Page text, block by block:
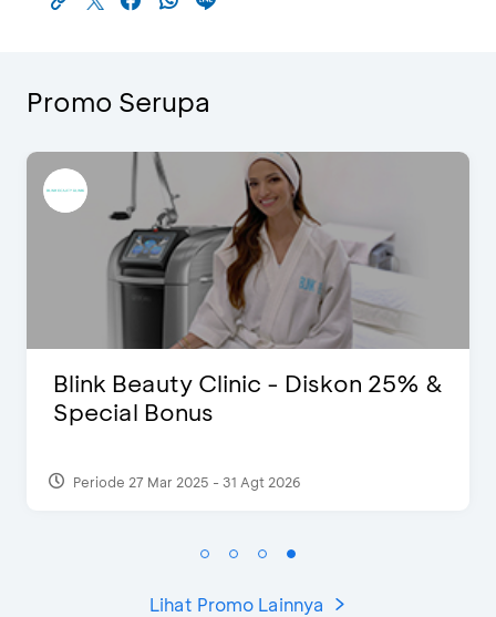
Promo Serupa
Pomelo - Potongan Rp100 Ribu
Periode 22 Feb 2025
Lihat Promo Lainnya